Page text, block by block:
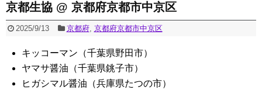
京都生協 @ 京都府京都市中京区
2025/9/13 京都府, 京都府京都市中京区
キッコーマン（千葉県野田市）
ヤマサ醤油（千葉県銚子市）
ヒガシマル醤油（兵庫県たつの市）